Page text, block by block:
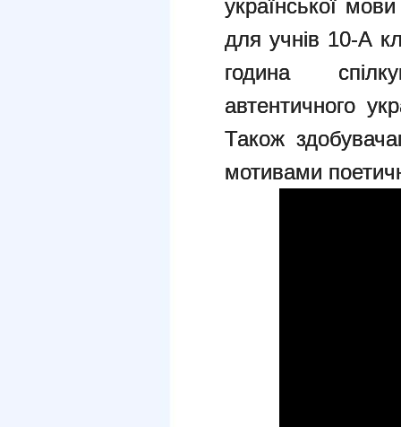
української
для учнів 10-А
година
автентичного
Також
мотивами